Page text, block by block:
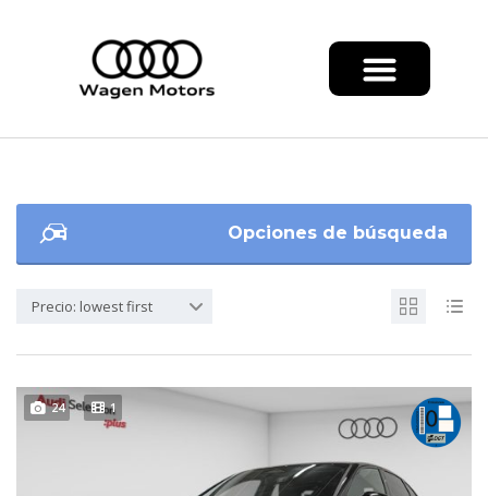
Opciones de búsqueda
Precio: lowest first
24 1